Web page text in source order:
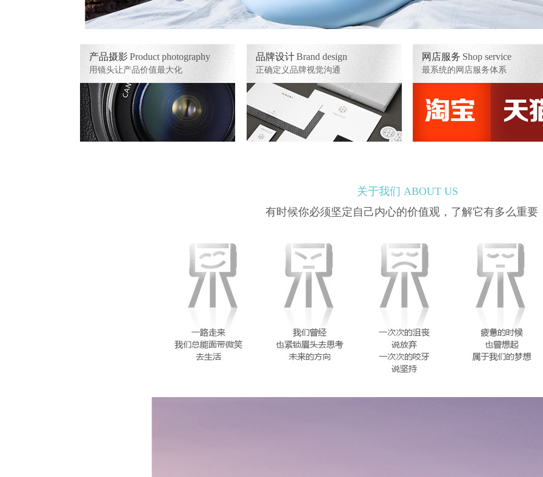
产品摄影Product photography
用镜头让产品价值最大化
品牌设计 Brand design
正确定义品牌视觉沟通
网店服务 Shop service
最系统的网店服务体系
关于我们 ABOUT US
有时候你必须坚定自己内心的价值观，了解它有多么重要